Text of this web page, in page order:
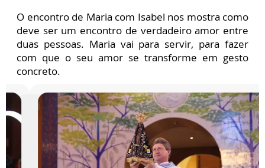
O encontro de Maria com Isabel nos mostra como
deve ser um encontro de verdadeiro amor entre
duas pessoas. Maria vai para servir, para fazer
com que o seu amor se transforme em gesto
concreto.